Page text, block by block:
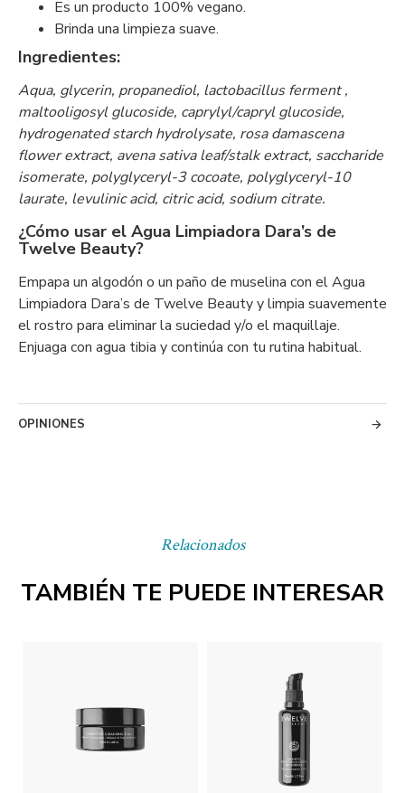
Relacionados
TAMBIÉN TE PUEDE INTERESAR
Es un producto 100% vegano.
Brinda una limpieza suave.
Ingredientes:
Aqua, glycerin, propanediol, lactobacillus ferment ,
maltooligosyl glucoside, caprylyl/capryl glucoside,
hydrogenated starch hydrolysate, rosa damascena
flower extract, avena sativa leaf/stalk extract, saccharide
isomerate, polyglyceryl-3 cocoate, polyglyceryl-10
laurate, levulinic acid, citric acid, sodium citrate.
¿Cómo usar el Agua Limpiadora Dara’s de
Twelve Beauty?
Empapa un algodón o un paño de muselina con el Agua
Limpiadora Dara’s de Twelve Beauty y limpia suavemente
el rostro para eliminar la suciedad y/o el maquillaje.
Enjuaga con agua tibia y continúa con tu rutina habitual.
OPINIONES